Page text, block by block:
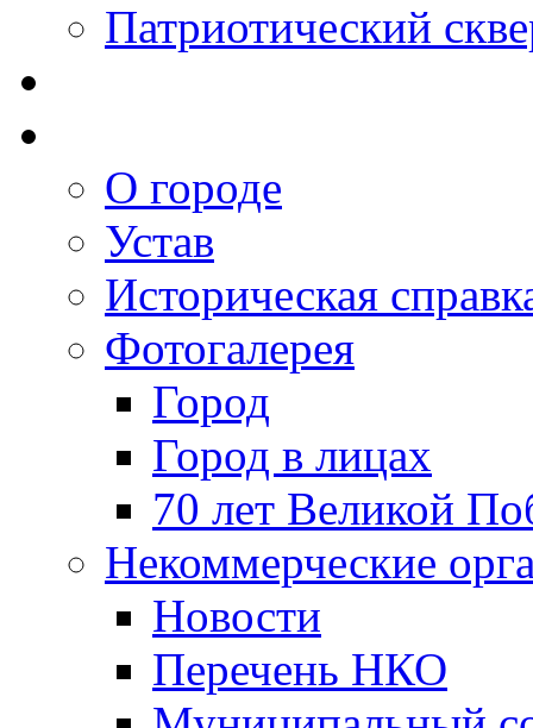
Патриотический
О городе
Устав
Историческая
Фотогалерея
Город
Город в лицах
70 лет Великой
Некоммерческие
Новости
Перечень НКО